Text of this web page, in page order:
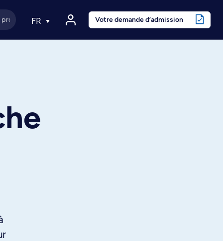
FR Votre demande d’admission